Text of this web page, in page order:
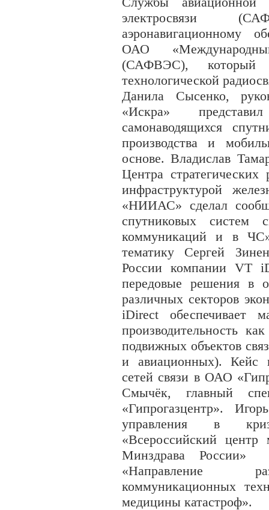
электросвязи
аэронавигационному
ОАО
(САФВЭС), который
технологической
Данила Сысенко,
«Искра»
самонаводящихся
производства и
основе. Владислав
Центра стратегических
инфраструктурой
«НИИАС» сделал
спутниковых систем
коммуникаций и в
тематику Сергей
России компании VT
передовые решения в
различных секторов
iDirect обеспечивает
производительность
подвижных объектов
и авиационных). Кейс
сетей связи в ОАО
Смычёк, главный
«Гипрогазцентр».
управления в
«Всероссийский
Минздрава России»
«Направление
коммуникационных
медицины катастроф».